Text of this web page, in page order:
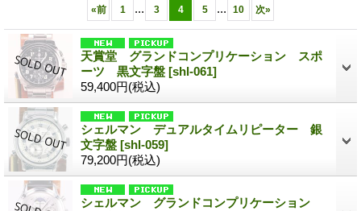
«前 1 ... 3 4 5 ... 10 次»
天賞堂 グランドコンプリケーション スポ
ーツ 黒文字盤 [shl-061]
59,400円(税込)
シェルマン デュアルタイムリピーター 銀
文字盤 [shl-059]
79,200円(税込)
シェルマン グランドコンプリケーション